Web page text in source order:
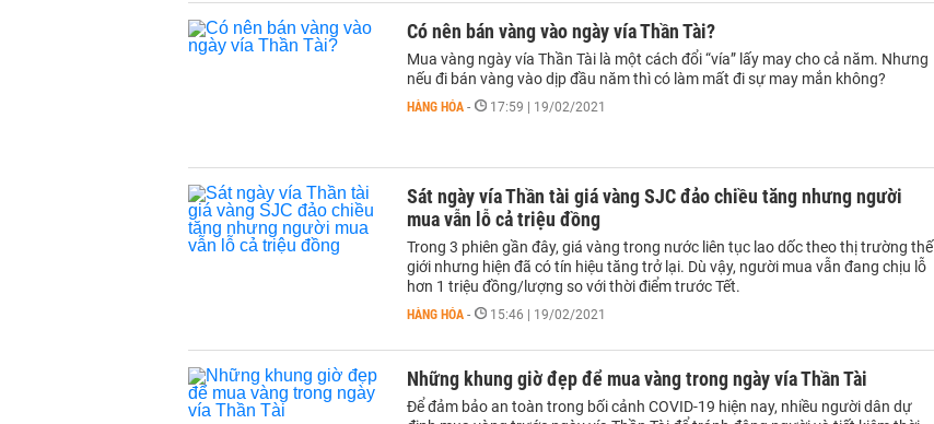
Có nên bán vàng vào ngày vía Thần Tài?
Mua vàng ngày vía Thần Tài là một cách đổi “vía” lấy may cho cả năm. Nhưng
nếu đi bán vàng vào dịp đầu năm thì có làm mất đi sự may mắn không?
HÀNG HÓA - 17:59 | 19/02/2021
Sát ngày vía Thần tài giá vàng SJC đảo chiều tăng nhưng người
mua vẫn lỗ cả triệu đồng
Trong 3 phiên gần đây, giá vàng trong nước liên tục lao dốc theo thị trường thế
giới nhưng hiện đã có tín hiệu tăng trở lại. Dù vậy, người mua vẫn đang chịu lỗ
hơn 1 triệu đồng/lượng so với thời điểm trước Tết.
HÀNG HÓA - 15:46 | 19/02/2021
Những khung giờ đẹp để mua vàng trong ngày vía Thần Tài
Để đảm bảo an toàn trong bối cảnh COVID-19 hiện nay, nhiều người dân dự